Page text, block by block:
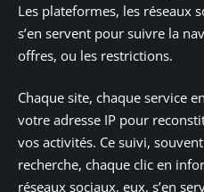
Les plateformes, les réseaux
s’en servent pour suivre la
offres, ou les restrictions.
Chaque site, chaque service
votre adresse IP pour
vos activités. Ce suivi,
recherche, chaque clic en
réseaux sociaux, eux, s’en